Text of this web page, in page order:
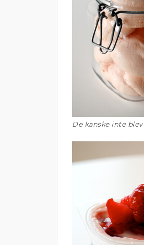
De kanske inte